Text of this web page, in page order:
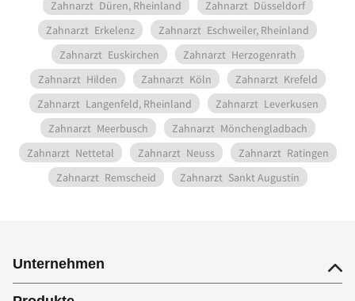
Zahnarzt Düren, Rheinland Zahnarzt Düsseldorf
Zahnarzt Erkelenz Zahnarzt Eschweiler, Rheinland
Zahnarzt Euskirchen Zahnarzt Herzogenrath
Zahnarzt Hilden Zahnarzt Köln Zahnarzt Krefeld
Zahnarzt Langenfeld, Rheinland Zahnarzt Leverkusen
Zahnarzt Meerbusch Zahnarzt Mönchengladbach
Zahnarzt Nettetal Zahnarzt Neuss Zahnarzt Ratingen
Zahnarzt Remscheid Zahnarzt Sankt Augustin
Unternehmen